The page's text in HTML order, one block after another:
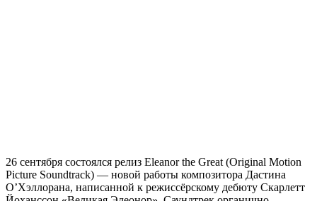
26 сентября состоялся релиз Eleanor the Great (Original Motion
Picture Soundtrack) — новой работы композитора Дастина
О’Хэллорана, написанной к режиссёрскому дебюту Скарлетт